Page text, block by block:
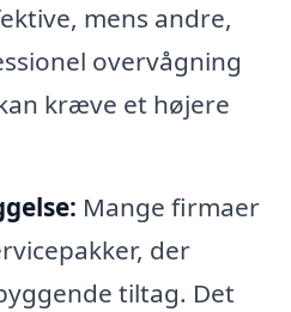
mens andre,
overvågning
kræve et højere
Mange firmaer
der
tiltag. Det